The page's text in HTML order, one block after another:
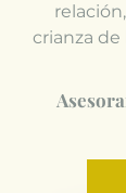
crianza